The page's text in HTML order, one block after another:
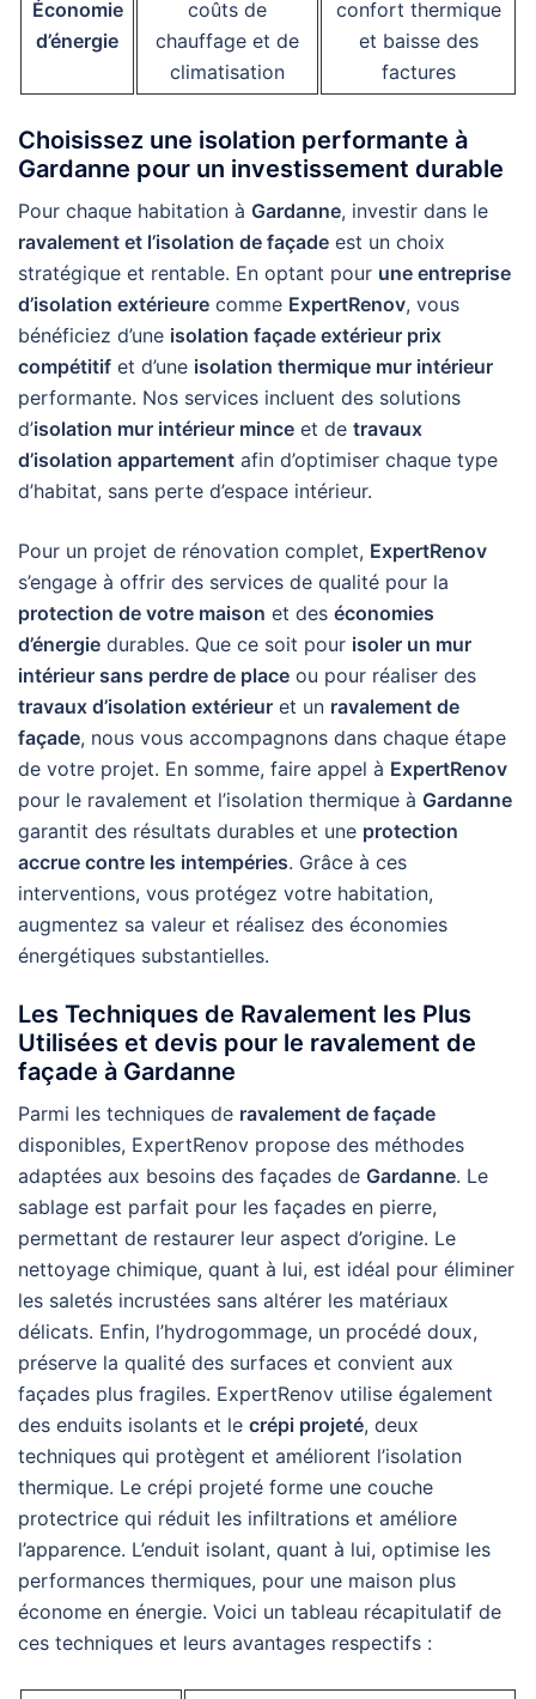
Économie
d’énergie
coûts de
chauffage et de
climatisation
confort thermique
et baisse des
factures
Choisissez une isolation performante à
Gardanne pour un investissement durable
Pour chaque habitation à Gardanne, investir dans le
ravalement et l’isolation de façade est un choix
stratégique et rentable. En optant pour une entreprise
d’isolation extérieure comme ExpertRenov, vous
bénéficiez d’une isolation façade extérieur prix
compétitif et d’une isolation thermique mur intérieur
performante. Nos services incluent des solutions
d’isolation mur intérieur mince et de travaux
d’isolation appartement afin d’optimiser chaque type
d’habitat, sans perte d’espace intérieur.
Pour un projet de rénovation complet, ExpertRenov
s’engage à offrir des services de qualité pour la
protection de votre maison et des économies
d’énergie durables. Que ce soit pour isoler un mur
intérieur sans perdre de place ou pour réaliser des
travaux d’isolation extérieur et un ravalement de
façade, nous vous accompagnons dans chaque étape
de votre projet. En somme, faire appel à ExpertRenov
pour le ravalement et l’isolation thermique à Gardanne
garantit des résultats durables et une protection
accrue contre les intempéries. Grâce à ces
interventions, vous protégez votre habitation,
augmentez sa valeur et réalisez des économies
énergétiques substantielles.
Les Techniques de Ravalement les Plus
Utilisées et devis pour le ravalement de
façade à Gardanne
Parmi les techniques de ravalement de façade
disponibles, ExpertRenov propose des méthodes
adaptées aux besoins des façades de Gardanne. Le
sablage est parfait pour les façades en pierre,
permettant de restaurer leur aspect d’origine. Le
nettoyage chimique, quant à lui, est idéal pour éliminer
les saletés incrustées sans altérer les matériaux
délicats. Enfin, l’hydrogommage, un procédé doux,
préserve la qualité des surfaces et convient aux
façades plus fragiles. ExpertRenov utilise également
des enduits isolants et le crépi projeté, deux
techniques qui protègent et améliorent l’isolation
thermique. Le crépi projeté forme une couche
protectrice qui réduit les infiltrations et améliore
l’apparence. L’enduit isolant, quant à lui, optimise les
performances thermiques, pour une maison plus
économe en énergie. Voici un tableau récapitulatif de
ces techniques et leurs avantages respectifs :